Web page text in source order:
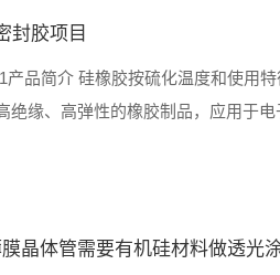
封胶项目
产品简介 硅橡胶按硫化温度和使用
绝缘、高弹性的橡胶制品，应用于
晶体管需要有机硅材料做透光